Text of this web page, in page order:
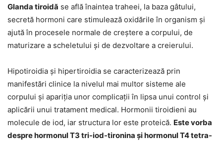
Glanda tiroidă se află înaintea traheei, la baza gâtului,
secretă hormoni care stimulează oxidările în organism și
ajută în procesele normale de creștere a corpului, de
maturizare a scheletului și de dezvoltare a creierului.
Hipotiroidia și hipertiroidia se caracterizează prin
manifestări clinice la nivelul mai multor sisteme ale
corpului și apariția unor complicații în lipsa unui control și
aplicării unui tratament medical. Hormonii tiroidieni au
molecule de iod, iar structura lor este proteică. Este vorba
despre hormonul T3 tri-iod-tironina și hormonul T4 tetra-